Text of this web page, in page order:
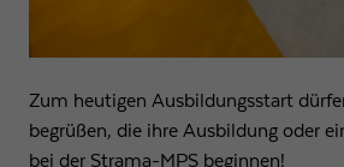
Zum heutigen Ausbildungsstart
begrüßen, die ihre Ausbildung oder
bei der Strama-MPS beginnen!